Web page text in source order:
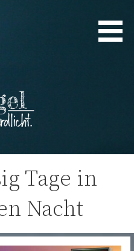
Tage in
Nacht